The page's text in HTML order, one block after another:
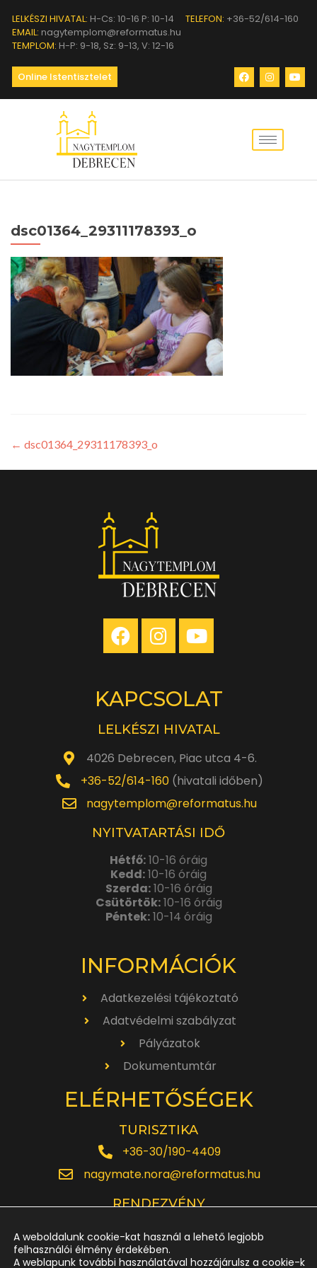
LELKÉSZI HIVATAL: H-Cs: 10-16 P: 10-14 TELEFON: +36-52/614-160
EMAIL: nagytemplom@reformatus.hu
TEMPLOM: H-P: 9-18, Sz: 9-13, V: 12-16
Online Istentisztelet
dsc01364_29311178393_o
← dsc01364_29311178393_o
KAPCSOLAT
LELKÉSZI HIVATAL
4026 Debrecen, Piac utca 4-6.
+36-52/614-160(hivatali időben)
nagytemplom@reformatus.hu
NYITVATARTÁSI IDŐ
Hétfő:10-16 óráig
Kedd:10-16 óráig
Szerda:10-16 óráig
Csütörtök:10-16 óráig
Péntek:10-14 óráig
INFORMÁCIÓK
Adatkezelési tájékoztató
Adatvédelmi szabályzat
Pályázatok
Dokumentumtár
ELÉRHETŐSÉGEK
TURISZTIKA
+36-30/190-4409
nagymate.nora@reformatus.hu
RENDEZVÉNY
rendezveny.nagytemplom@reformatus.hu
A weboldalunk cookie-kat használ a lehető legjobb
felhasználói élmény érdekében.
A weblapunk további használatával hozzájárulsz a cookie-k